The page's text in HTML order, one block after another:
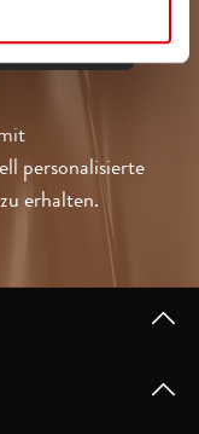
personalisierte
erhalten.